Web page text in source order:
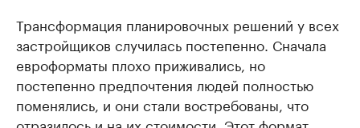
Трансформация планировочных решений у всех
застройщиков случилась постепенно. Сначала
евроформаты плохо приживались, но
постепенно предпочтения людей полностью
поменялись, и они стали востребованы, что